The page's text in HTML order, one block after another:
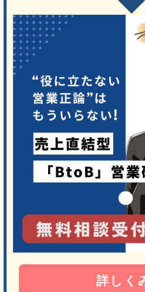
詳しく